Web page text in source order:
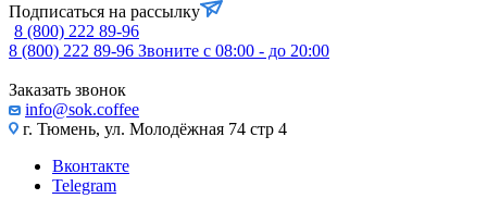
Подписаться на рассылку
8 (800) 222 89-96
8 (800) 222 89-96 Звоните с 08:00 - до 20:00
Заказать звонок
info@sok.coffee
г. Тюмень, ул. Молодёжная 74 стр 4
Вконтакте
Telegram